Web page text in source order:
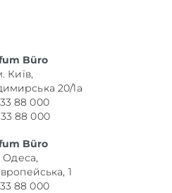
Büro
Київ,
20/1а
88 000
88 000
Büro
Одеса,
1
88 000